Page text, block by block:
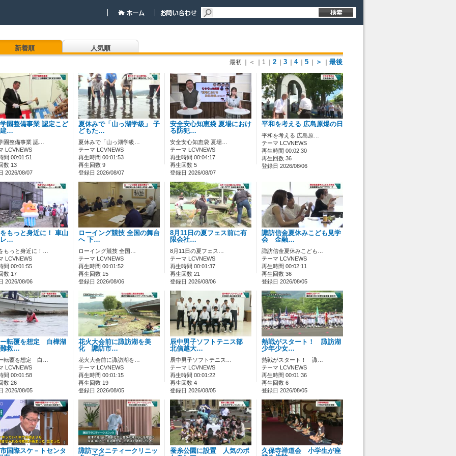
新着順 人気順
最初 ｜＜ ｜1 2 3 4 5 ＞ 最後
園整備事業 認定こど
建…
園整備事業 認…
LCVNEWS
間 00:01:51
数 13
2026/08/07
夏休みで「山っ湖学級」 子
どもた…
夏休みで「山っ湖学級…
テーマ LCVNEWS
再生時間 00:01:53
再生回数 9
登録日 2026/08/07
安全安心知恵袋 夏場におけ
る防犯…
安全安心知恵袋 夏場…
テーマ LCVNEWS
再生時間 00:04:17
再生回数 5
登録日 2026/08/07
平和を考える 広島原爆の日
平和を考える 広島原…
テーマ LCVNEWS
再生時間 00:02:30
再生回数 36
登録日 2026/08/06
もっと身近に！ 車山
レ…
もっと身近に！…
LCVNEWS
間 00:01:55
数 17
2026/08/06
ローイング競技 全国の舞台
へ 下…
ローイング競技 全国…
テーマ LCVNEWS
再生時間 00:01:52
再生回数 15
登録日 2026/08/06
8月11日の夏フェス前に有
限会社…
8月11日の夏フェス…
テーマ LCVNEWS
再生時間 00:01:37
再生回数 21
登録日 2026/08/06
諏訪信金夏休みこども見学
会 金融…
諏訪信金夏休みこども…
テーマ LCVNEWS
再生時間 00:02:11
再生回数 36
登録日 2026/08/05
転覆を想定 白樺湖
救…
転覆を想定 白…
LCVNEWS
間 00:01:58
数 26
2026/08/05
花火大会前に諏訪湖を美
化 諏訪市…
花火大会前に諏訪湖を…
テーマ LCVNEWS
再生時間 00:01:15
再生回数 19
登録日 2026/08/05
辰中男子ソフトテニス部
北信越大…
辰中男子ソフトテニス…
テーマ LCVNEWS
再生時間 00:01:22
再生回数 4
登録日 2026/08/05
熱戦がスタート！ 諏訪湖
少年少女…
熱戦がスタート！ 諏…
テーマ LCVNEWS
再生時間 00:01:36
再生回数 6
登録日 2026/08/05
国際スケ－トセンタ
諏訪マタニティークリニッ
蚕糸公園に設置 人気のポ
久保寺禅道会 小学生が座